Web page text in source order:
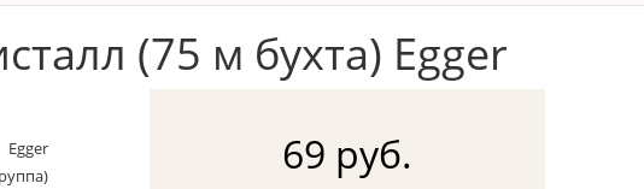
(75 м бухта) Egger
Egger
69 руб.